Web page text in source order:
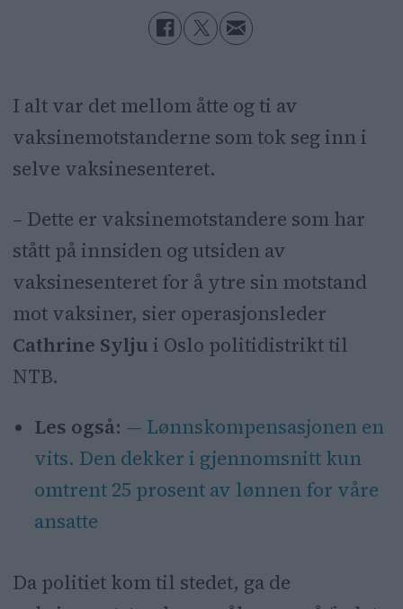
I alt var det mellom åtte og ti av
vaksinemotstanderne som tok seg inn i
selve vaksinesenteret.
– Dette er vaksinemotstandere som har
stått på innsiden og utsiden av
vaksinesenteret for å ytre sin motstand
mot vaksiner, sier operasjonsleder
Cathrine Sylju i Oslo politidistrikt til
NTB.
Les også: — Lønnskompensasjonen en
vits. Den dekker i gjennomsnitt kun
omtrent 25 prosent av lønnen for våre
ansatte
Da politiet kom til stedet, ga de